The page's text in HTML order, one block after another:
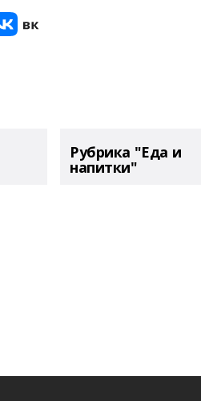
Рубрика "Еда и
напитки"